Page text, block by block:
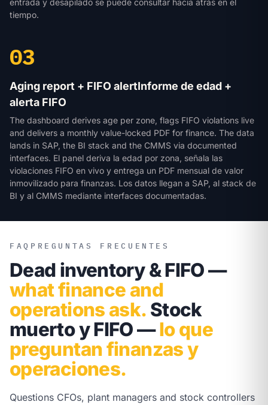
entrada y desapilado se puede consultar hacia atrás en el
tiempo.
03
Aging report + FIFO alertInforme de edad +
alerta FIFO
The dashboard derives age per zone, flags FIFO violations live
and delivers a monthly value-locked PDF for finance. The data
lands in SAP, the BI stack and the CMMS via documented
interfaces. El panel deriva la edad por zona, señala las
violaciones FIFO en vivo y entrega un PDF mensual de valor
inmovilizado para finanzas. Los datos llegan a SAP, al stack de
BI y al CMMS mediante interfaces documentadas.
FAQ PREGUNTAS FRECUENTES
Dead inventory & FIFO —
what finance and
operations ask. Stock
muerto y FIFO —lo que
preguntan finanzas y
operaciones.
Questions CFOs, plant managers and stock controllers